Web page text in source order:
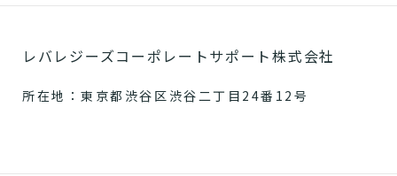
レバレジーズコーポレートサポート株式会社
所在地：東京都渋谷区渋谷二丁目24番12号